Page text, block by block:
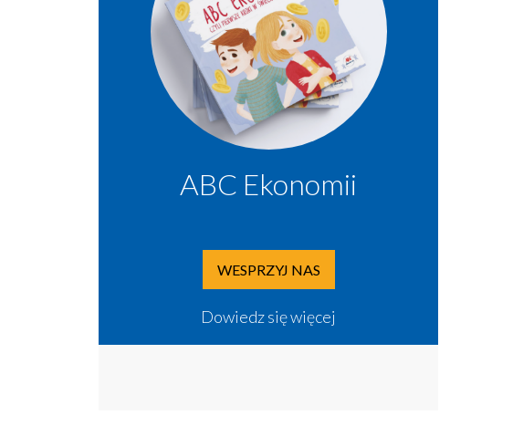
ABC Ekonomii
WESPRZYJ NAS
Dowiedz się więcej